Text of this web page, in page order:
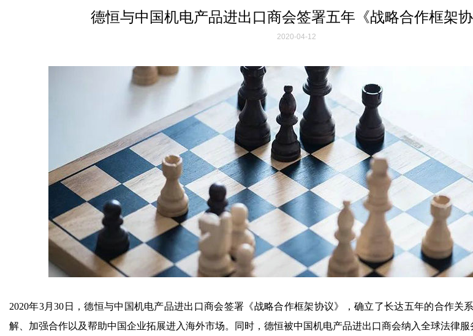
德恒与中国机电产品进出口商会签署五年《战略合作框架协
2020-04-12
2020年3月30日，德恒与中国机电产品进出口商会签署《战略合作框架协议》，确立了长达五年的合作关
解、加强合作以及帮助中国企业拓展进入海外市场。同时，德恒被中国机电产品进出口商会纳入全球法律服